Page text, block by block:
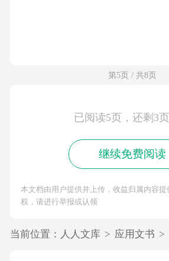
第5页 / 共8页
已阅读5页，还剩3
继续免费阅读
本文档由用户提供并上传，收益归属内容
权，请进行举报或认领
当前位置： 人人文库 > 应用文书 >